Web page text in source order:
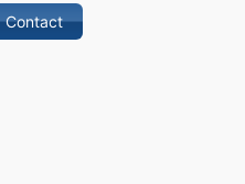
Contact